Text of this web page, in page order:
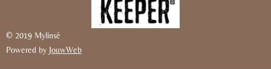
© 2019 Mylinsé
Powered by JouwWeb